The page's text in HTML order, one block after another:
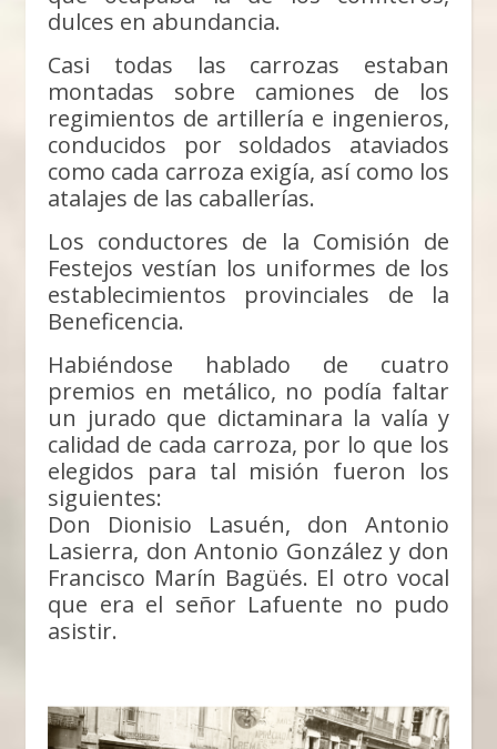
dulces en abundancia.
Casi todas las carrozas estaban
montadas sobre camiones de los
regimientos de artillería e ingenieros,
conducidos por soldados ataviados
como cada carroza exigía, así como los
atalajes de las caballerías.
Los conductores de la Comisión de
Festejos vestían los uniformes de los
establecimientos provinciales de la
Beneficencia.
Habiéndose hablado de cuatro
premios en metálico, no podía faltar
un jurado que dictaminara la valía y
calidad de cada carroza, por lo que los
elegidos para tal misión fueron los
siguientes:
Don Dionisio Lasuén, don Antonio
Lasierra, don Antonio González y don
Francisco Marín Bagüés. El otro vocal
que era el señor Lafuente no pudo
asistir.